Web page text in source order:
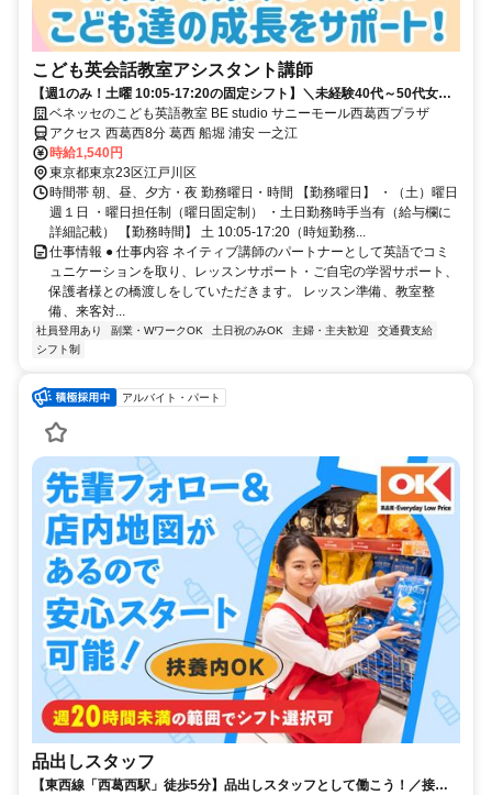
こども英会話教室アシスタント講師
【週1のみ！土曜 10:05-17:20の固定シフト】＼未経験40代～50代女性
中心に活躍する職場です／
ベネッセのこども英語教室 BE studio サニーモール西葛西プラザ
アクセス 西葛西8分 葛西 船堀 浦安 一之江
時給1,540円
東京都東京23区江戸川区
時間帯 朝、昼、夕方・夜 勤務曜日・時間 【勤務曜日】 ・（土）曜日
週１日 ・曜日担任制（曜日固定制） ・土日勤務時手当有（給与欄に
詳細記載） 【勤務時間】 土 10:05-17:20（時短勤務...
仕事情報 ● 仕事内容 ネイティブ講師のパートナーとして英語でコミ
ュニケーションを取り、レッスンサポート・ご自宅の学習サポート、
保護者様との橋渡しをしていただきます。 レッスン準備、教室整
備、来客対...
社員登用あり 副業・WワークOK 土日祝のみOK 主婦・主夫歓迎
交通費支給
シフト制
アルバイト・パート
品出しスタッフ
【東西線「西葛西駅」徒歩5分】品出しスタッフとして働こう！／接客